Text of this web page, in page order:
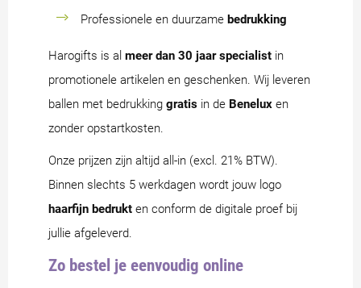
Professionele en duurzame bedrukking
Harogifts is al meer dan 30 jaar specialist in
promotionele artikelen en geschenken. Wij leveren
ballen met bedrukking gratis in de Benelux en
zonder opstartkosten.
Onze prijzen zijn altijd all-in (excl. 21% BTW).
Binnen slechts 5 werkdagen wordt jouw logo
haarfijn bedrukt en conform de digitale proef bij
jullie afgeleverd.
Zo bestel je eenvoudig online